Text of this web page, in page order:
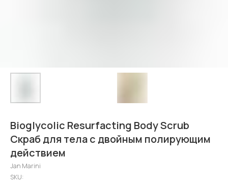
Bioglycolic Resurfacting Body Scrub
Скраб для тела с двойным полирующим
действием
Jan Marini
SKU: